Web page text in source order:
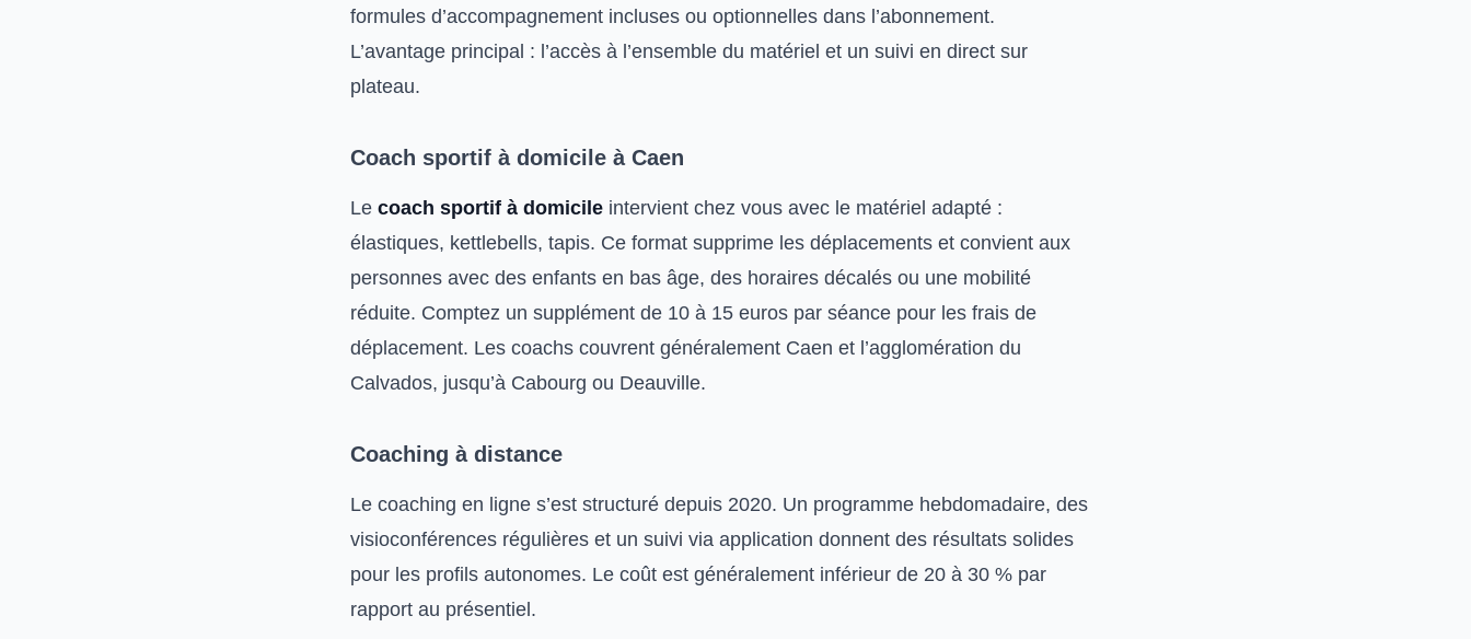
formules d’accompagnement incluses ou optionnelles dans l’abonnement.
L’avantage principal : l’accès à l’ensemble du matériel et un suivi en direct sur
plateau.
Coach sportif à domicile à Caen
Le coach sportif à domicile intervient chez vous avec le matériel adapté :
élastiques, kettlebells, tapis. Ce format supprime les déplacements et convient aux
personnes avec des enfants en bas âge, des horaires décalés ou une mobilité
réduite. Comptez un supplément de 10 à 15 euros par séance pour les frais de
déplacement. Les coachs couvrent généralement Caen et l’agglomération du
Calvados, jusqu’à Cabourg ou Deauville.
Coaching à distance
Le coaching en ligne s’est structuré depuis 2020. Un programme hebdomadaire, des
visioconférences régulières et un suivi via application donnent des résultats solides
pour les profils autonomes. Le coût est généralement inférieur de 20 à 30 % par
rapport au présentiel.